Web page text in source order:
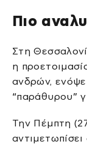
Πιο
Στη
η
ανδρών,
“παράθυρου”
Την Πέμπτη